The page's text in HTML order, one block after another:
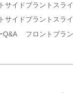
サイドブラントスラ
サイドブラントスラ
Q&A フロントブラ